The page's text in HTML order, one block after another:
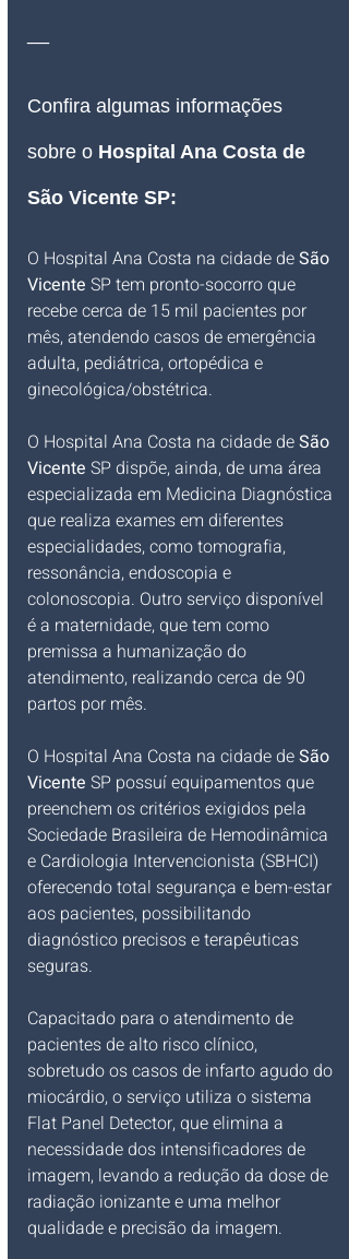
Confira algumas informações
sobre o Hospital Ana Costa de
São Vicente SP:
O Hospital Ana Costa na cidade de São
Vicente SP tem pronto-socorro que
recebe cerca de 15 mil pacientes por
mês, atendendo casos de emergência
adulta, pediátrica, ortopédica e
ginecológica/obstétrica.
O Hospital Ana Costa na cidade de São
Vicente SP dispõe, ainda, de uma área
especializada em Medicina Diagnóstica
que realiza exames em diferentes
especialidades, como tomografia,
ressonância, endoscopia e
colonoscopia. Outro serviço disponível
é a maternidade, que tem como
premissa a humanização do
atendimento, realizando cerca de 90
partos por mês.
O Hospital Ana Costa na cidade de São
Vicente SP possuí equipamentos que
preenchem os critérios exigidos pela
Sociedade Brasileira de Hemodinâmica
e Cardiologia Intervencionista (SBHCI)
oferecendo total segurança e bem-estar
aos pacientes, possibilitando
diagnóstico precisos e terapêuticas
seguras.
Capacitado para o atendimento de
pacientes de alto risco clínico,
sobretudo os casos de infarto agudo do
miocárdio, o serviço utiliza o sistema
Flat Panel Detector, que elimina a
necessidade dos intensificadores de
imagem, levando a redução da dose de
radiação ionizante e uma melhor
qualidade e precisão da imagem.